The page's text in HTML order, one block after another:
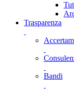
Trasparenza
Bandi